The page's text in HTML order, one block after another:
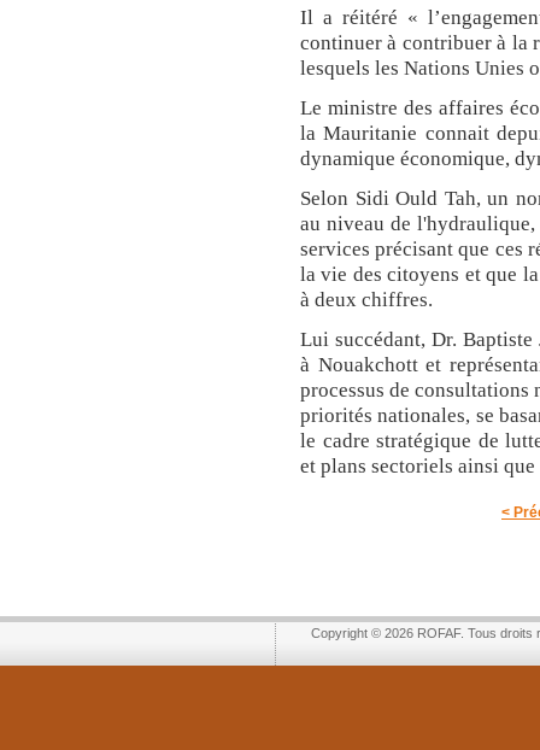
Il a réitéré «
continuer à contribuer à la
lesquels les Nations Unies
Le ministre des affaires
la Mauritanie connait
dynamique économique,
Selon Sidi Ould Tah, un
au niveau de l'hydraulique,
services précisant que ces
la vie des citoyens et que
à deux chiffres.
Lui succédant, Dr.
à Nouakchott et
processus de consultations
priorités nationales, se
le cadre stratégique de
et plans sectoriels ainsi
<
Copyright © 2026 ROFAF. Tous droits